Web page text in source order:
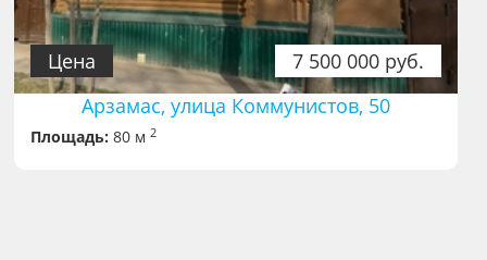
7 500 000 руб.
Цена
Арзамас, улица Коммунистов, 50
Площадь: 80 м2